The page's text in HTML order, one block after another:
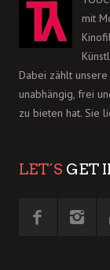
mit
Dabei zählt
unabhängig, frei
zu bieten hat. Sie
LET´S GET